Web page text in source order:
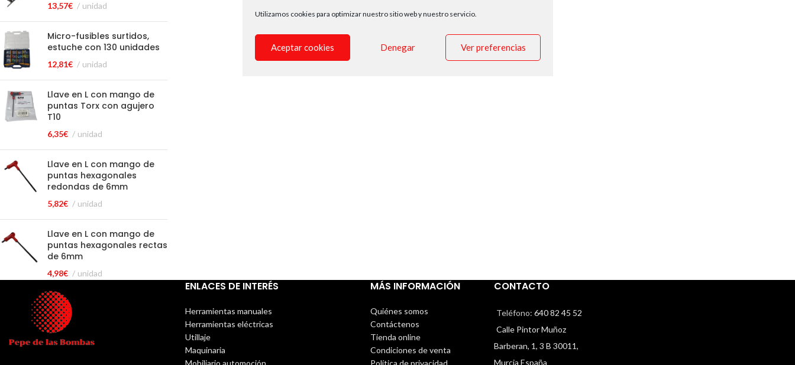
Utilizamos cookies para optimizar nuestro sitio web y nuestro servicio.
Aceptar cookies Denegar Ver preferencias
13,57€ unidad
Micro-fusibles surtidos,
estuche con 130 unidades
12,81€ unidad
Llave en L con mango de
puntas Torx con agujero
T10
6,35€ unidad
Llave en L con mango de
puntas hexagonales
redondas de 6mm
5,82€ unidad
Llave en L con mango de
puntas hexagonales rectas
de 6mm
4,98€ unidad
ENLACES DE INTERÉS
Herramientas manuales
Herramientas eléctricas
Utillaje
Maquinaria
Mobiliario automoción
MÁS INFORMACIÓN
Quiénes somos
Contáctenos
Tienda online
Condiciones de venta
Política de privacidad
CONTACTO
Teléfono: 640 82 45 52
Calle Pintor Muñoz
Barberan, 1, 3 B 30011,
Murcia España